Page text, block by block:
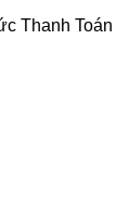
Thanh Toán